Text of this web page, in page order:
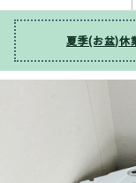
夏季(お盆)休